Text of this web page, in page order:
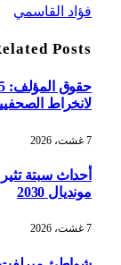
فؤاد القاسمي
Posts
لانخراط
7 غشت، 2026
أحداث سبتة
مونديال 2030
7 غشت، 2026